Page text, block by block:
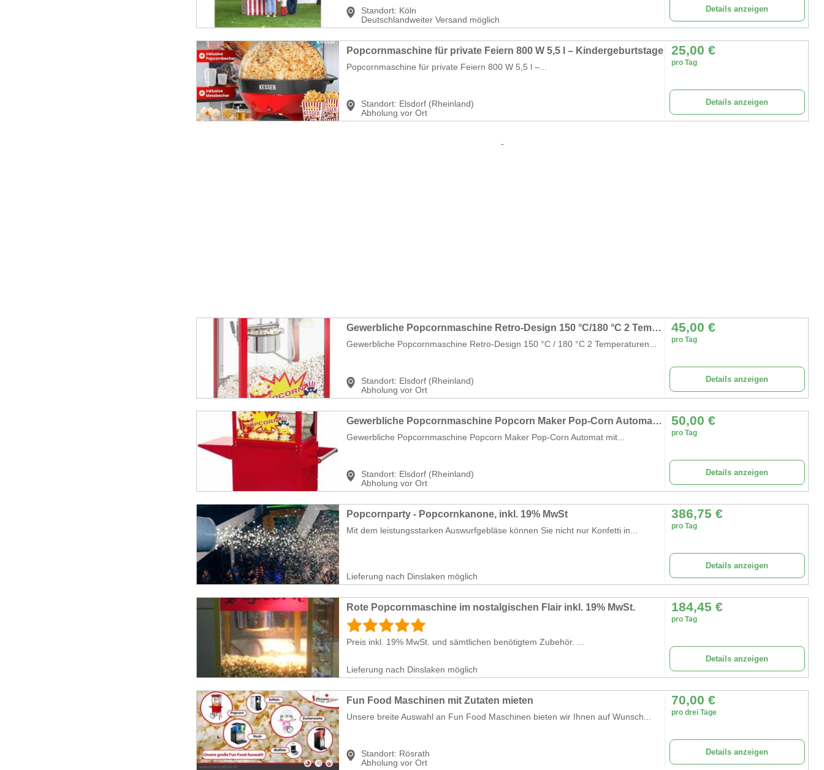
Standort: Köln
Deutschlandweiter Versand möglich
Details anzeigen
Popcornmaschine für private Feiern 800 W 5,5 l – Kindergeburtstage
Popcornmaschine für private Feiern 800 W 5,5 l –...
Standort: Elsdorf (Rheinland)
Abholung vor Ort
25,00 €
pro Tag
Details anzeigen
Gewerbliche Popcornmaschine Retro-Design 150 °C/180 °C 2 Temperaturen süßes + salziges Popcorn
Gewerbliche Popcornmaschine Retro-Design 150 °C / 180 °C 2 Temperaturen...
Standort: Elsdorf (Rheinland)
Abholung vor Ort
45,00 €
pro Tag
Details anzeigen
Gewerbliche Popcornmaschine Popcorn Maker Pop-Corn Automat mit Wagen
Gewerbliche Popcornmaschine Popcorn Maker Pop-Corn Automat mit...
Standort: Elsdorf (Rheinland)
Abholung vor Ort
50,00 €
pro Tag
Details anzeigen
Popcornparty - Popcornkanone, inkl. 19% MwSt
Mit dem leistungsstarken Auswurfgebläse können Sie nicht nur Konfetti in...
Lieferung nach Dinslaken möglich
386,75 €
pro Tag
Details anzeigen
Rote Popcornmaschine im nostalgischen Flair inkl. 19% MwSt.
Preis inkl. 19% MwSt. und sämtlichen benötigtem Zubehör. ...
Lieferung nach Dinslaken möglich
184,45 €
pro Tag
Details anzeigen
Fun Food Maschinen mit Zutaten mieten
Unsere breite Auswahl an Fun Food Maschinen bieten wir Ihnen auf Wunsch...
Standort: Rösrath
Abholung vor Ort
70,00 €
pro drei Tage
Details anzeigen